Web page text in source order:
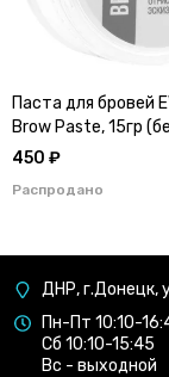
Паста для бровей
Brow Paste, 15гр
|отрисовка эскиза)
450 ₽
Распродано
ДНР, г.Донецк,
Пн-Пт 10:10-
Сб 10:10-15:45
Вс - выходной